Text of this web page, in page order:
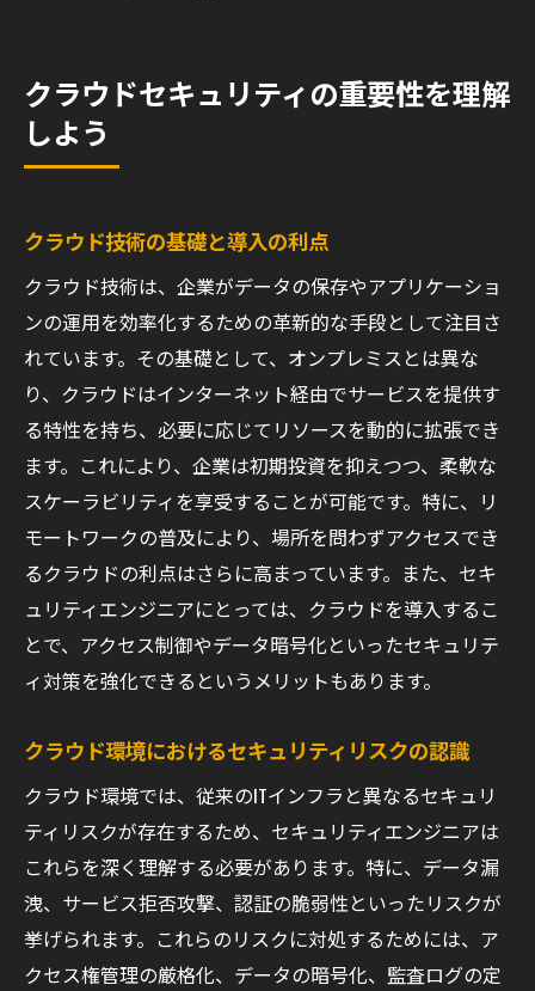
クラウドセキュリティの重要性を理解
しよう
クラウド技術の基礎と導入の利点
クラウド技術は、企業がデータの保存やアプリケーショ
ンの運用を効率化するための革新的な手段として注目さ
れています。その基礎として、オンプレミスとは異な
り、クラウドはインターネット経由でサービスを提供す
る特性を持ち、必要に応じてリソースを動的に拡張でき
ます。これにより、企業は初期投資を抑えつつ、柔軟な
スケーラビリティを享受することが可能です。特に、リ
モートワークの普及により、場所を問わずアクセスでき
るクラウドの利点はさらに高まっています。また、セキ
ュリティエンジニアにとっては、クラウドを導入するこ
とで、アクセス制御やデータ暗号化といったセキュリテ
ィ対策を強化できるというメリットもあります。
クラウド環境におけるセキュリティリスクの認識
クラウド環境では、従来のITインフラと異なるセキュリ
ティリスクが存在するため、セキュリティエンジニアは
これらを深く理解する必要があります。特に、データ漏
洩、サービス拒否攻撃、認証の脆弱性といったリスクが
挙げられます。これらのリスクに対処するためには、ア
クセス権管理の厳格化、データの暗号化、監査ログの定